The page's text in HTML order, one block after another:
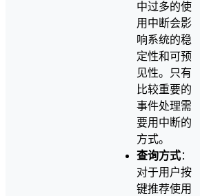
中过多的使
用中断会影
响系统的稳
定性和可预
见性。只有
比较重要的
事件处理需
要用中断的
方式。
查询方式：
对于用户按
键推荐使用